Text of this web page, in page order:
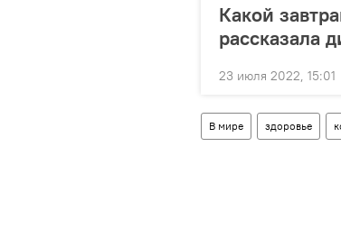
Какой
рассказала
23 июля 2022, 15:01
В мире здоровье